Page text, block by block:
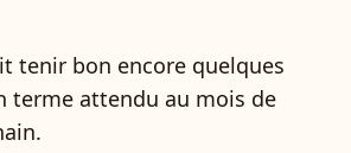
tenir bon encore quelques
terme attendu au mois de